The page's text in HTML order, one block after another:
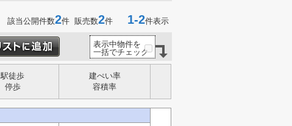
該当公開件数2件 販売数2件 1-2件表示
表示中物件を
一括でチェック
駅徒歩
停歩
建ぺい率
容積率